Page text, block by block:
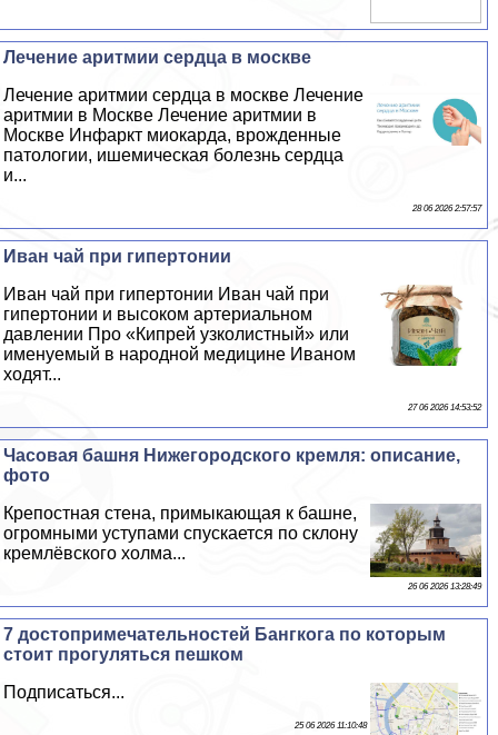
Лечение аритмии сердца в москве
Лечение аритмии сердца в москве Лечение
аритмии в Москве Лечение аритмии в
Москве Инфаркт миокарда, врожденные
патологии, ишемическая болезнь сердца
и...
28 06 2026 2:57:57
Иван чай при гипертонии
Иван чай при гипертонии Иван чай при
гипертонии и высоком артериальном
давлении Про «Кипрей узколистный» или
именуемый в народной медицине Иваном
ходят...
27 06 2026 14:53:52
Часовая башня Нижегородского кремля: описание,
фото
Крепостная стена, примыкающая к башне,
огромными уступами спускается по склону
кремлёвского холма...
26 06 2026 13:28:49
7 достопримечательностей Бангкога по которым
стоит прогуляться пешком
Подписаться...
25 06 2026 11:10:48